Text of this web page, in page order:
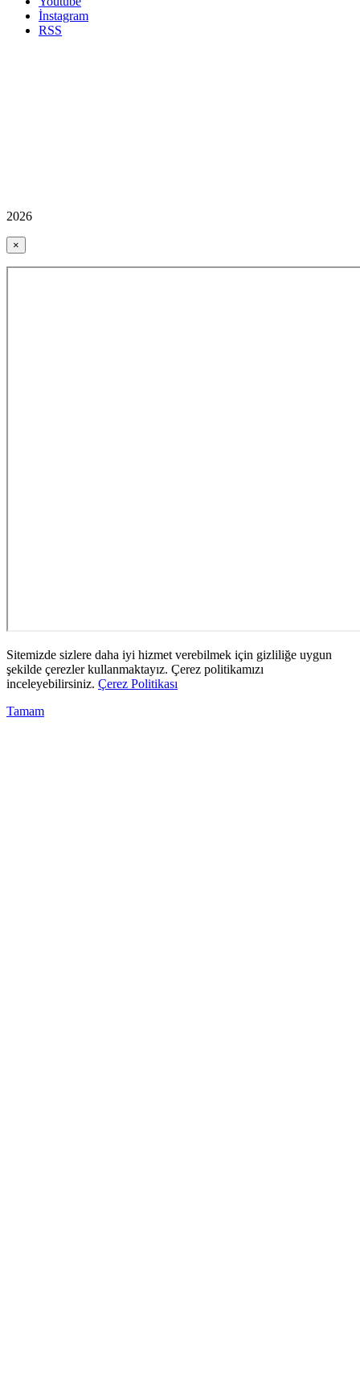
İnstagram
RSS
2026
×
Sitemizde sizlere daha iyi hizmet verebilmek için gizliliğe uygun
şekilde çerezler kullanmaktayız. Çerez politikamızı
inceleyebilirsiniz. Çerez Politikası
Tamam